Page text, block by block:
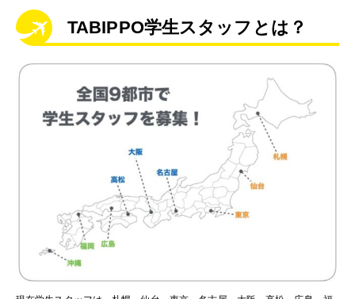
TABIPPO学生スタッフとは？